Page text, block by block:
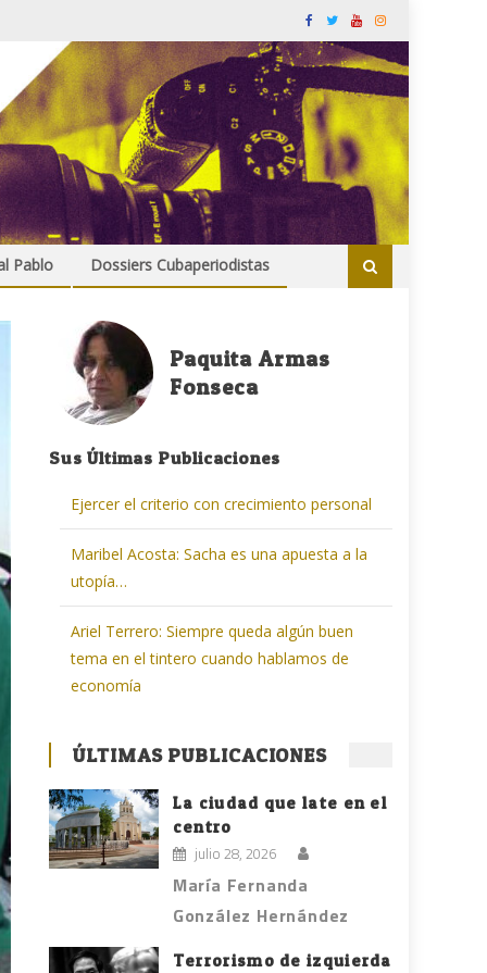
Pablo Dossiers Cubaperiodistas
Paquita Armas
Fonseca
Sus Últimas Publicaciones
Ejercer el criterio con crecimiento personal
Maribel Acosta: Sacha es una apuesta a la
utopía…
Ariel Terrero: Siempre queda algún buen
tema en el tintero cuando hablamos de
economía
ÚLTIMAS PUBLICACIONES
La ciudad que late en el
centro
julio 28, 2026
María Fernanda
González Hernández
Terrorismo de izquierda